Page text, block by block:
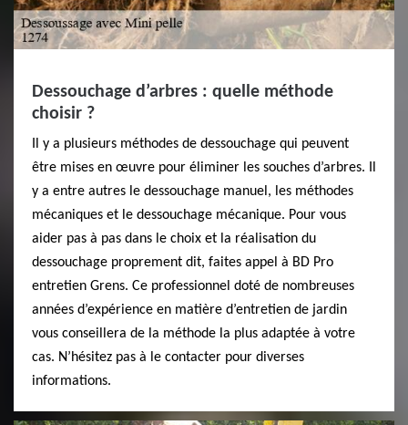
Dessouchage d’arbres : quelle méthode
choisir ?
Il y a plusieurs méthodes de dessouchage qui peuvent
être mises en œuvre pour éliminer les souches d’arbres. Il
y a entre autres le dessouchage manuel, les méthodes
mécaniques et le dessouchage mécanique. Pour vous
aider pas à pas dans le choix et la réalisation du
dessouchage proprement dit, faites appel à BD Pro
entretien Grens. Ce professionnel doté de nombreuses
années d’expérience en matière d’entretien de jardin
vous conseillera de la méthode la plus adaptée à votre
cas. N’hésitez pas à le contacter pour diverses
informations.